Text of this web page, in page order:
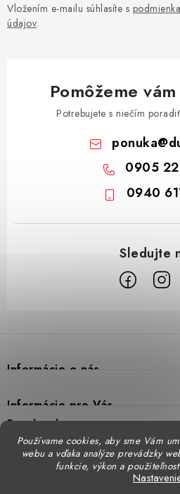
Používame cookies, aby sme Vám
webu a vďaka analýze prevádzky
funkcie, výkon a
Vložením e-mailu súhlasíte s
údajov.
Pomôžeme
Potrebujete s niečím
ponuka@
0905
0940
p
i
Informácie o nás
Prečo DUAL BP
Predajne
Doprava
Informácie pre Vás
Formulár na výmenu tovaru
Facebook
Katalógy
STENSO - kompletné OOPP